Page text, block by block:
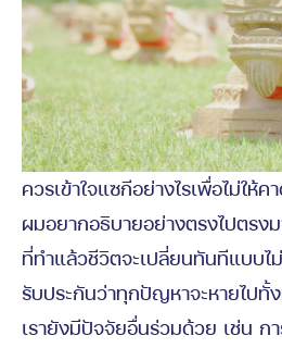
ควรเข้าใจแซกีอย่างไรเพื่อไม่ให้ค
ผมอยากอธิบายอย่างตรงไปตรง
ที่ทำแล้วชีวิตจะเปลี่ยนทันทีแบบไ
รับประกันว่าทุกปัญหาจะหายไปทั้
เรายังมีปัจจัยอื่นร่วมด้วย เช่น ก